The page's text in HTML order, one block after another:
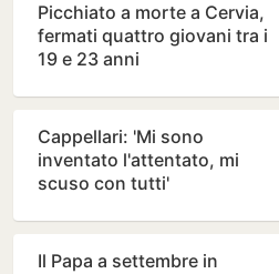
Picchiato a morte a Cervia,
fermati quattro giovani tra i
19 e 23 anni
Cappellari: 'Mi sono
inventato l'attentato, mi
scuso con tutti'
Il Papa a settembre in